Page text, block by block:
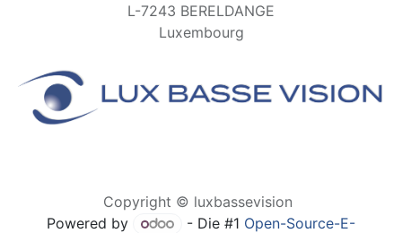
L-7243 BERELDANGE
Luxembourg
Copyright © luxbassevision
Powered by
- Die #1 Open-Source-E-